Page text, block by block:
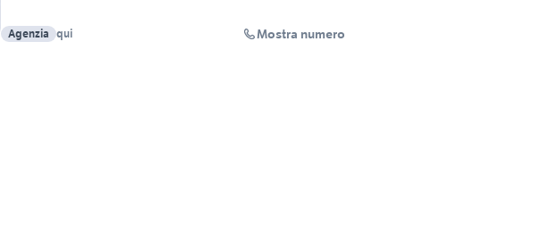
Agenzia qui Mostra numero